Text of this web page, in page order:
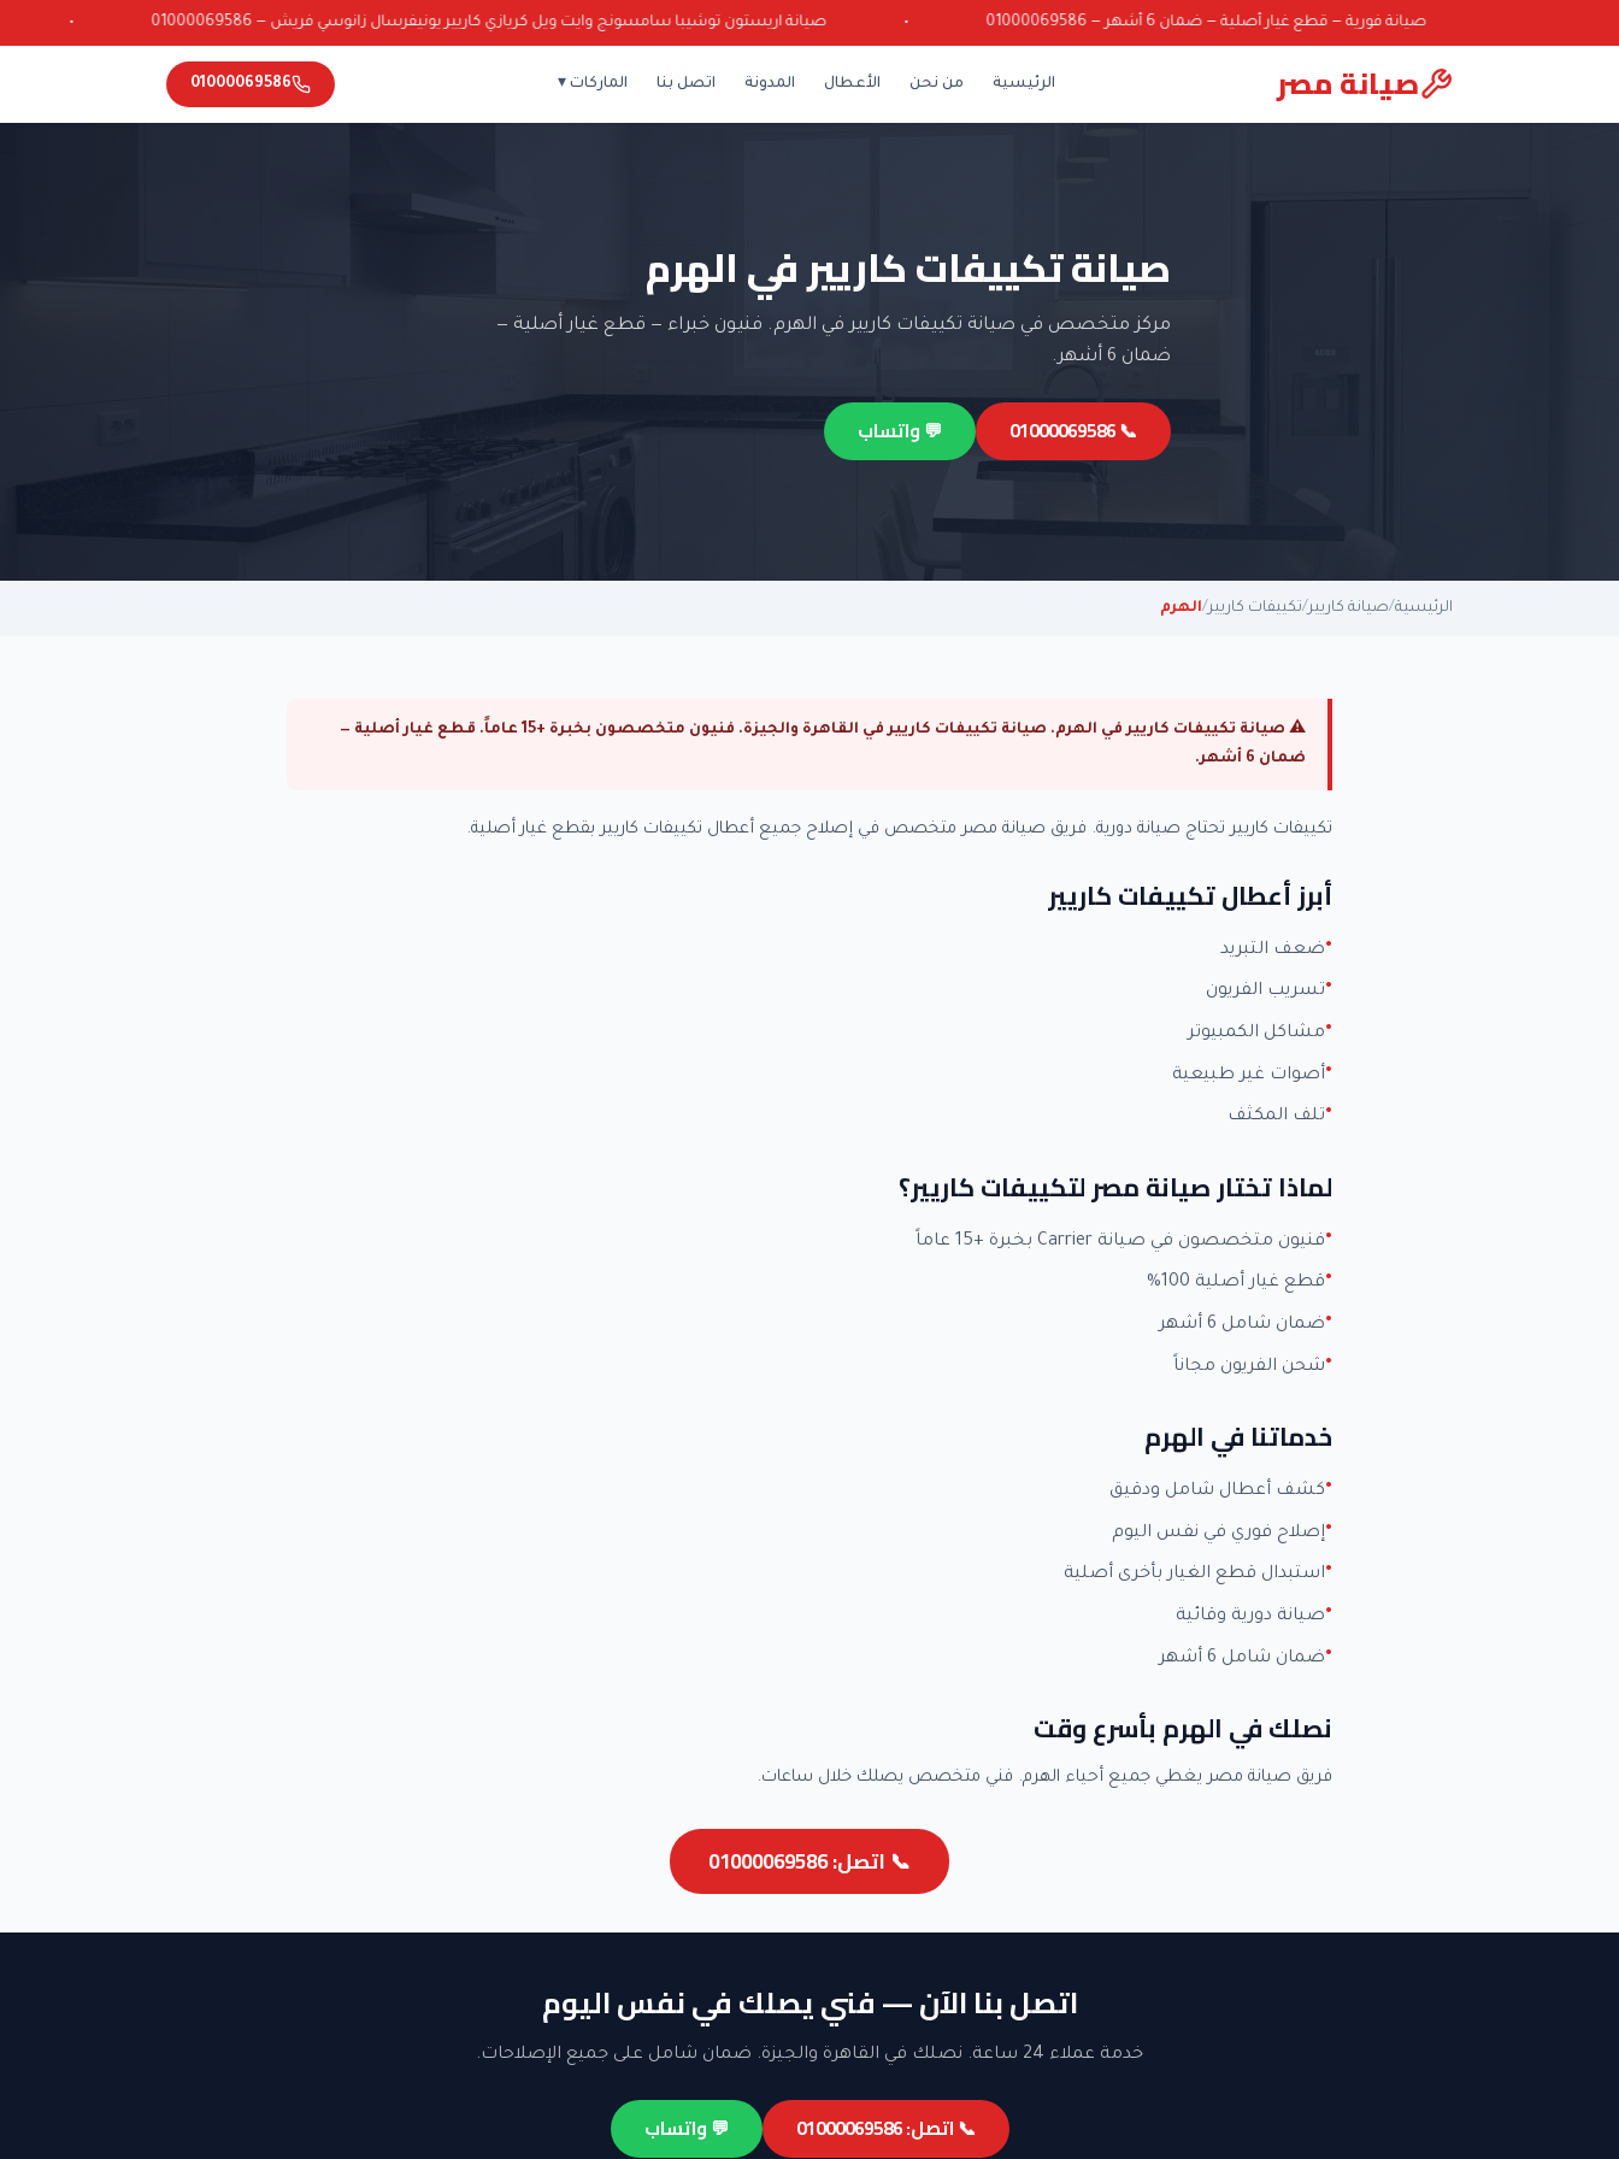
صيانة فورية — قطع غيار أصلية — ضمان 6 أشهر — 01000069586 صيانة اريستون توشيبا سامسونج وايت ويل كريازي كاريير يونيفرسال زانوسي فريش — 01000069586
صيانة مصر الرئيسية من نحن الأعطال المدونة اتصل بنا الماركات ▾ 01000069586
صيانة تكييفات كاريير في الهرم
مركز متخصص في صيانة تكييفات كاريير في الهرم. فنيون خبراء — قطع غيار أصلية —
ضمان 6 أشهر.
📞 01000069586 💬 واتساب
الرئيسية/صيانة كاريير/تكييفات كاريير/الهرم
⚠ صيانة تكييفات كاريير في الهرم. صيانة تكييفات كاريير في القاهرة والجيزة. فنيون متخصصون بخبرة +15 عاماً. قطع غيار أصلية —
ضمان 6 أشهر.
تكييفات كاريير تحتاج صيانة دورية. فريق صيانة مصر متخصص في إصلاح جميع أعطال تكييفات كاريير بقطع غيار أصلية.
أبرز أعطال تكييفات كاريير
ضعف التبريد
تسريب الفريون
مشاكل الكمبيوتر
أصوات غير طبيعية
تلف المكثف
لماذا تختار صيانة مصر لتكييفات كاريير؟
فنيون متخصصون في صيانة Carrier بخبرة +15 عاماً
قطع غيار أصلية 100%
ضمان شامل 6 أشهر
شحن الفريون مجاناً
خدماتنا في الهرم
كشف أعطال شامل ودقيق
إصلاح فوري في نفس اليوم
استبدال قطع الغيار بأخرى أصلية
صيانة دورية وقائية
ضمان شامل 6 أشهر
نصلك في الهرم بأسرع وقت
فريق صيانة مصر يغطي جميع أحياء الهرم. فني متخصص يصلك خلال ساعات.
📞 اتصل: 01000069586
اتصل بنا الآن — فني يصلك في نفس اليوم
خدمة عملاء 24 ساعة. نصلك في القاهرة والجيزة. ضمان شامل على جميع الإصلاحات.
📞 اتصل: 01000069586 💬 واتساب